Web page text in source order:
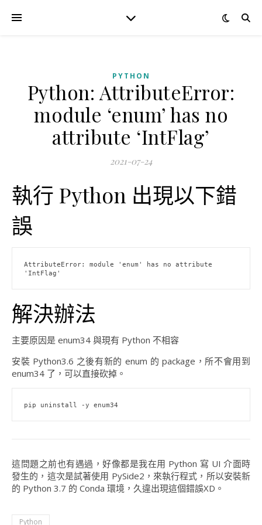
PYTHON
Python: AttributeError:
module ‘enum’ has no
attribute ‘IntFlag’
2021-07-24
執行 Python 出現以下錯
誤
AttributeError: module 'enum' has no attribute
'IntFlag'
解決辦法
主要原因是 enum34 與現有 Python 不相容
安裝 Python3.6 之後有新的 enum 的 package，所不會用到
enum34 了，可以直接砍掉。
pip uninstall -y enum34
這問題之前也有遇過，好像都是我在用 Python 寫 UI 介面時
發生的，這次是試著使用 PySide2，來執行程式，所以安裝新
的 Python 3.7 的 Conda 環境，久違出現這個錯誤XD。
Python